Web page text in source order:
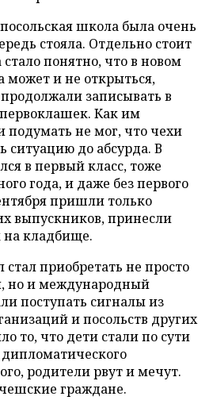
школа была очень
стояла. Отдельно стоит
понятно, что в новом
может и не открыться,
записывать в
Как им
подумать не мог, что чехи
ситуацию до абсурда. В
в первый класс, тоже
года, и даже без первого
пришли только
выпускников, принесли
на кладбище.
приобретать не просто
но и международный
поступать сигналы из
и посольств других
то, что дети стали по сути
родители рвут и мечут.
граждане.